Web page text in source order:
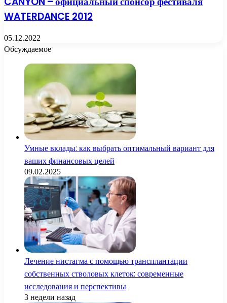
WATERDANCE 2012
05.12.2022
Обсуждаемое
Умные вклады: как выбрать оптимальный вариант для
ваших финансовых целей
09.02.2025
Лечение нистагма с помощью трансплантации
собственных стволовых клеток: современные
исследования и перспективы
3 недели назад